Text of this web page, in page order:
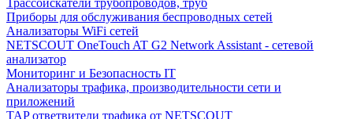
Трассоискатели трубопроводов, труб
Приборы для обслуживания беспроводных сетей
Анализаторы WiFi сетей
NETSCOUT OneTouch AT G2 Network Assistant - сетевой
анализатор
Мониторинг и Безопасность IT
Анализаторы трафика, производительности сети и
приложений
TAP ответвители трафика от NETSCOUT